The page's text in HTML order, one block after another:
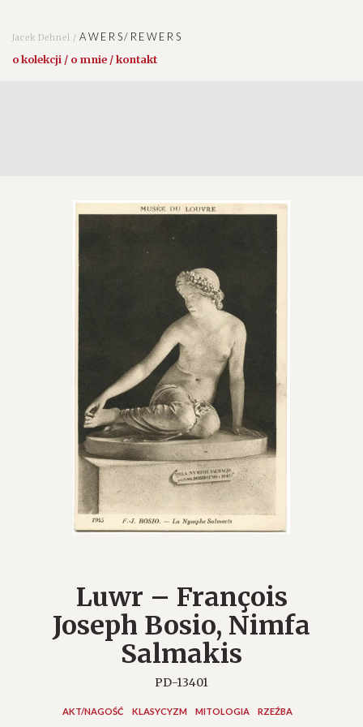
Jacek Dehnel /AWERS/REWERS
o kolekcji / o mnie / kontakt
Luwr – François
Joseph Bosio, Nimfa
Salmakis
PD-13401
AKT/NAGOŚĆ KLASYCYZM MITOLOGIA RZEŹBA